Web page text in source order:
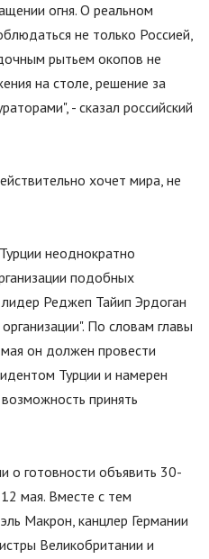
огня. О реальном
не только Россией,
рытьем окопов не
на столе, решение за
", - сказал российский
хочет мира, не
неоднократно
подобных
Реджеп Тайип Эрдоган
". По словам главы
мая он должен провести
Турции и намерен
принять
о готовности объявить 30-
мая. Вместе с тем
Макрон, канцлер Германии
Великобритании и